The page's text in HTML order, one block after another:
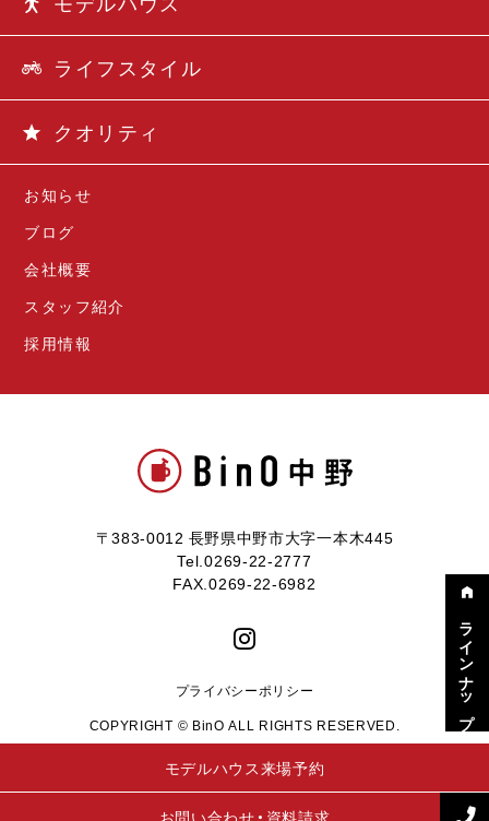
〒383-0012 長野県中野市大字一本木445
Tel.0269-22-2777
FAX.0269-22-6982
お知らせ
ブログ
会社概要
スタッフ紹介
採用情報
ライフスタイル
クオリティ
プライバシーポリシー
COPYRIGHT © BinO ALL RIGHTS RESERVED.
モデルハウス来場予約
お問い合わせ・資料請求
ラインナップ